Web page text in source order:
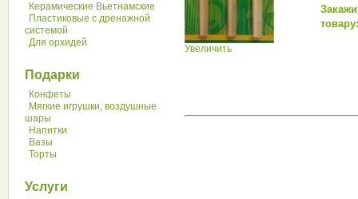
Керамические Вьетнамские
Пластиковые с дренажной
системой
Для орхидей
Подарки
Конфеты
Мягкие игрушки, воздушные
шары
Напитки
Вазы
Торты
Услуги
Увеличить